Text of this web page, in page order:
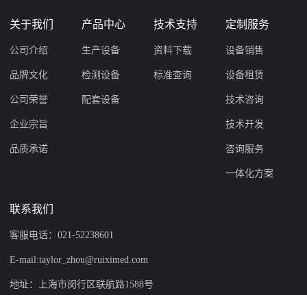
关于我们
公司介绍
品牌文化
公司荣誉
企业宗旨
品质承诺
产品中心
生产设备
检测设备
配套设备
技术支持
资料下载
标准查询
定制服务
设备销售
设备租赁
技术咨询
技术开发
咨询服务
一体化方案
联系我们
客服电话：021-52238601
E-mail:taylor_zhou@ruiximed.com
地址：上海市闵行区联航路1588号